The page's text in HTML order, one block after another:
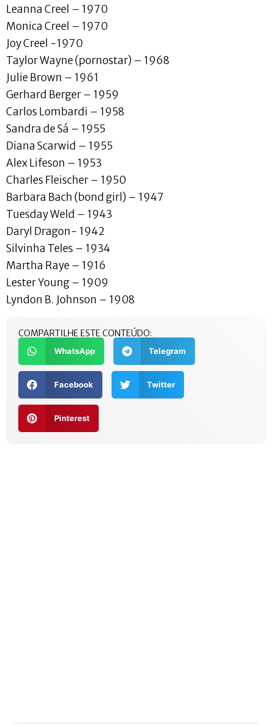
Leanna Creel – 1970
Monica Creel – 1970
Joy Creel -1970
Taylor Wayne (pornostar) – 1968
Julie Brown – 1961
Gerhard Berger – 1959
Carlos Lombardi – 1958
Sandra de Sá – 1955
Diana Scarwid – 1955
Alex Lifeson – 1953
Charles Fleischer – 1950
Barbara Bach (bond girl) – 1947
Tuesday Weld – 1943
Daryl Dragon- 1942
Silvinha Teles – 1934
Martha Raye – 1916
Lester Young – 1909
Lyndon B. Johnson – 1908
COMPARTILHE ESTE CONTEÚDO:
WhatsApp Telegram
Facebook Twitter
Pinterest